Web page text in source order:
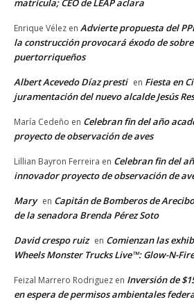
matrícula; CEO de LEAP aclara
Enrique Vélez en Advierte propuesta del
la construcción provocará éxodo de
puertorriqueños
Albert Acevedo Díaz presti en Fiesta en
juramentación del nuevo alcalde Jesús
María Cedeño en Celebran fin del año
proyecto de observación de aves
Lillian Bayron Ferreira en Celebran fin del
innovador proyecto de observación de
Mary en Capitán de Bomberos de
de la senadora Brenda Pérez Soto
David crespo ruiz en Comienzan las
Wheels Monster Trucks Live™: Glow-N-Fire
Feizal Marrero Rodriguez en Inversión de
en espera de permisos ambientales